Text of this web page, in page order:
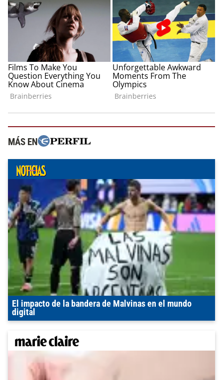
MÁS EN
El impacto de la bandera de Malvinas en el mundo
digital